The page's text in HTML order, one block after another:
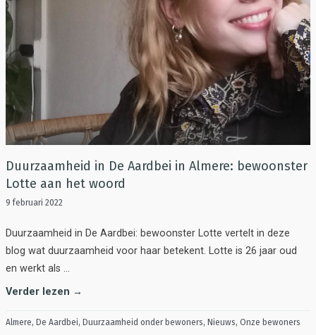
Duurzaamheid in De Aardbei in Almere: bewoonster
Lotte aan het woord
9 februari 2022
Duurzaamheid in De Aardbei: bewoonster Lotte vertelt in deze
blog wat duurzaamheid voor haar betekent. Lotte is 26 jaar oud
en werkt als …
Verder lezen →
Almere, De Aardbei, Duurzaamheid onder bewoners, Nieuws, Onze bewoners